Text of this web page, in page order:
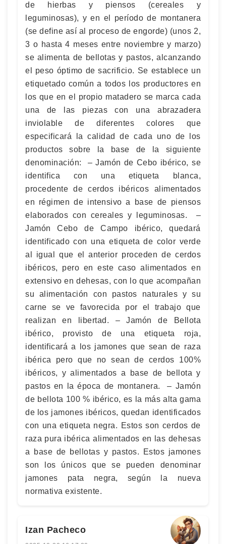
de hierbas y piensos (cereales y
leguminosas), y en el período de montanera
(se define así al proceso de engorde) (unos 2,
3 o hasta 4 meses entre noviembre y marzo)
se alimenta de bellotas y pastos, alcanzando
el peso óptimo de sacrificio. Se establece un
etiquetado común a todos los productores en
los que en el propio matadero se marca cada
una de las piezas con una abrazadera
inviolable de diferentes colores que
especificará la calidad de cada uno de los
productos sobre la base de la siguiente
denominación: – Jamón de Cebo ibérico, se
identifica con una etiqueta blanca,
procedente de cerdos ibéricos alimentados
en régimen de intensivo a base de piensos
elaborados con cereales y leguminosas. –
Jamón Cebo de Campo ibérico, quedará
identificado con una etiqueta de color verde
al igual que el anterior proceden de cerdos
ibéricos, pero en este caso alimentados en
extensivo en dehesas, con lo que acompañan
su alimentación con pastos naturales y su
carne se ve favorecida por el trabajo que
realizan en libertad. – Jamón de Bellota
ibérico, provisto de una etiqueta roja,
identificará a los jamones que sean de raza
ibérica pero que no sean de cerdos 100%
ibéricos, y alimentados a base de bellota y
pastos en la época de montanera. – Jamón
de bellota 100 % ibérico, es la más alta gama
de los jamones ibéricos, quedan identificados
con una etiqueta negra. Estos son cerdos de
raza pura ibérica alimentados en las dehesas
a base de bellotas y pastos. Estos jamones
son los únicos que se pueden denominar
jamones pata negra, según la nueva
normativa existente.
Izan Pacheco